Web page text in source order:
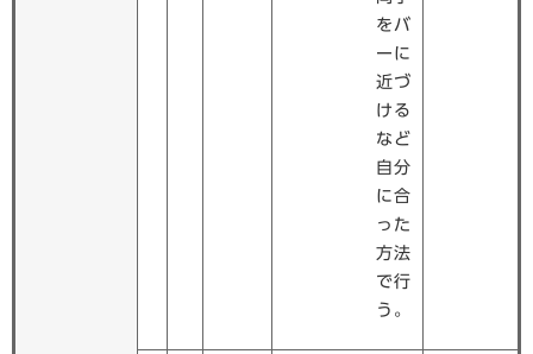
をバ
ーに
近づ
ける
など
自分
に合
った
方法
で行
う。